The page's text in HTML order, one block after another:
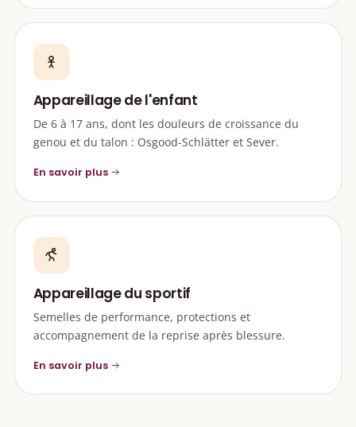
Appareillage de l'enfant
De 6 à 17 ans, dont les douleurs de croissance du
genou et du talon : Osgood-Schlätter et Sever.
En savoir plus
Appareillage du sportif
Semelles de performance, protections et
accompagnement de la reprise après blessure.
En savoir plus